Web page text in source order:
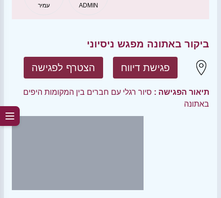
עמיר ADMIN
ביקור באתונה מפגש ניסיוני
הצטרף לפגישה פגישת דיווח
תיאור הפגישה : סיור רגלי עם חברים בין המקומות היפים
באתונה